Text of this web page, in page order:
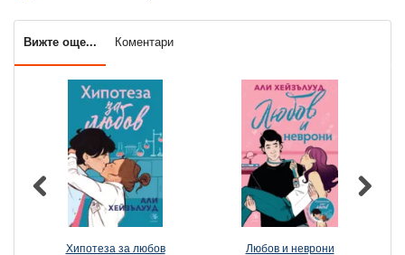
Вижте още... Коментари
Хипотеза за любов
Любов и неврони